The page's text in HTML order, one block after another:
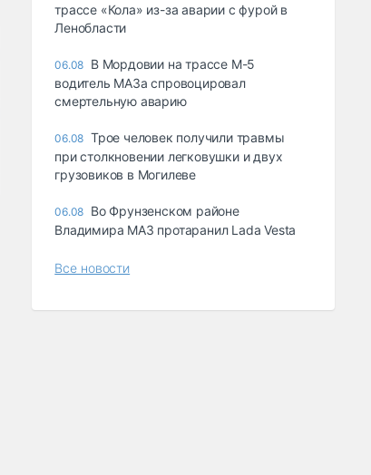
трассе «Кола» из-за аварии с фурой в
Ленобласти
06.08 В Мордовии на трассе М-5
водитель МАЗа спровоцировал
смертельную аварию
06.08 Трое человек получили травмы
при столкновении легковушки и двух
грузовиков в Могилеве
06.08 Во Фрунзенском районе
Владимира МАЗ протаранил Lada Vesta
Все новости